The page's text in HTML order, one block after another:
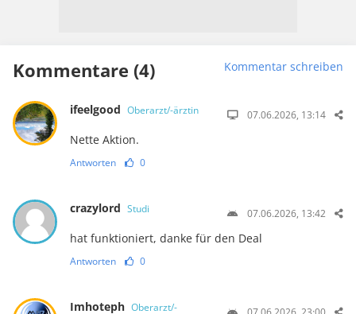
Kommentare (4) Kommentar schreiben
ifeelgood Oberarzt/-ärztin 07.06.2026, 13:14
Nette Aktion.
Antworten 0
crazylord Studi 07.06.2026, 13:42
hat funktioniert, danke für den Deal
Antworten 0
Imhoteph Oberarzt/-